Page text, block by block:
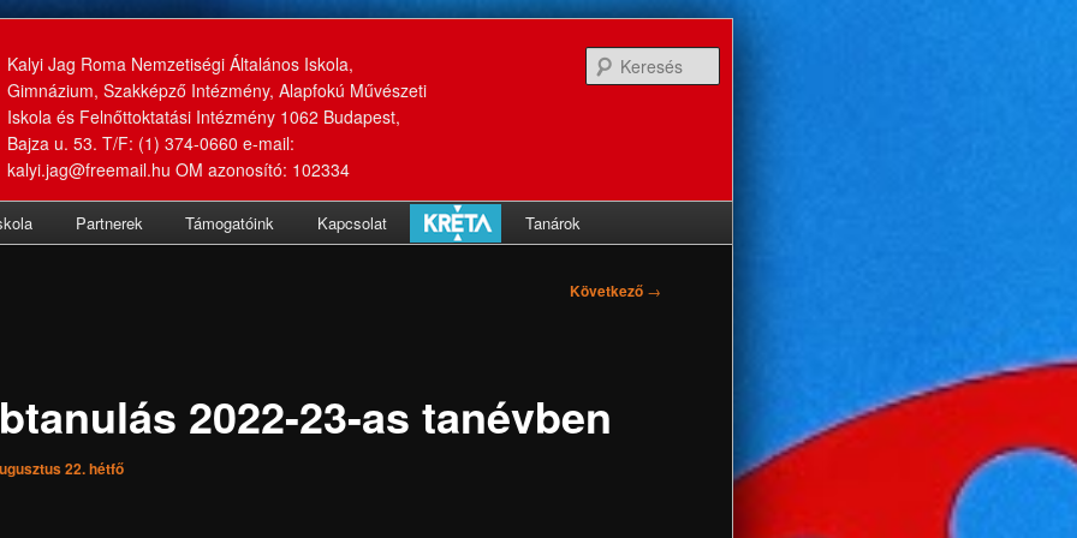
Kalyi Jag Roma Nemzetiségi Általános Iskola,
Gimnázium, Szakképző Intézmény, Alapfokú Művészeti
Iskola és Felnőttoktatási Intézmény 1062 Budapest,
Bajza u. 53. T/F: (1) 374-0660 e-mail:
kalyi.jag@freemail.hu OM azonosító: 102334
Partnerek Támogatóink Kapcsolat Tanárok
Következő →
2022-23-as tanévben
22. hétfő